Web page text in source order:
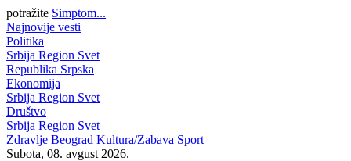
potražite Simptom...
Najnovije vesti
Politika
Srbija Region Svet
Republika Srpska
Ekonomija
Srbija Region Svet
Društvo
Srbija Region Svet
Zdravlje Beograd Kultura/Zabava Sport
Subota, 08. avgust 2026.